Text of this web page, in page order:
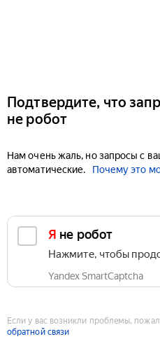
Подтвердите, что
не робот
Нам очень жаль, но запросы с
автоматические.
Почему это
Я не робот
Нажмите, чтобы
Yandex SmartCaptcha
Если у вас возникли проблемы,
обратной связи